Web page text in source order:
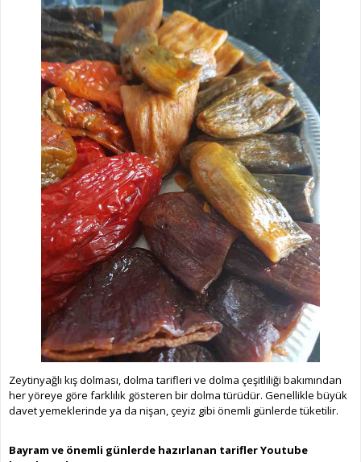
Zeytinyağlı kış dolması, dolma tarifleri ve dolma çeşitliliği bakımından
her yöreye göre farklılık gösteren bir dolma türüdür. Genellikle büyük
davet yemeklerinde ya da nişan, çeyiz gibi önemli günlerde tüketilir.
Bayram ve önemli günlerde hazırlanan tarifler Youtube